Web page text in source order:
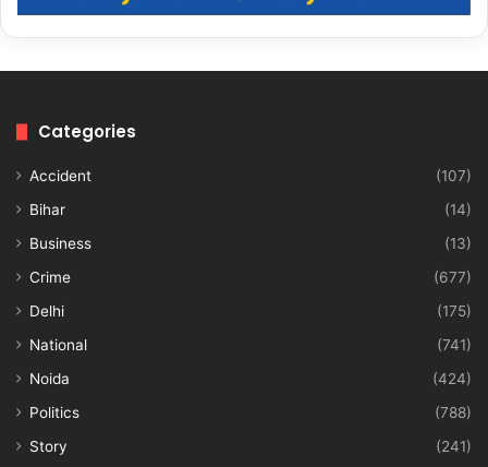
Categories
Accident
(107)
Bihar
(14)
Business
(13)
Crime
(677)
Delhi
(175)
National
(741)
Noida
(424)
Politics
(788)
Story
(241)